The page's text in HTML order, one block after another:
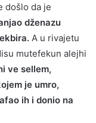
došlo da je
dženazu
A u rivajetu
mutefekun alejhi
ve sellem,
je umro,
ih i donio na